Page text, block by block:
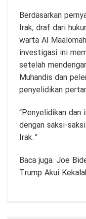
Berdasarkan
Irak, draf dari
warta Al
investigasi ini
setelah
Muhandis dan
penyelidikan
“Penyelidikan
dengan saksi-
Irak.”
Baca juga: Joe
Trump Akui